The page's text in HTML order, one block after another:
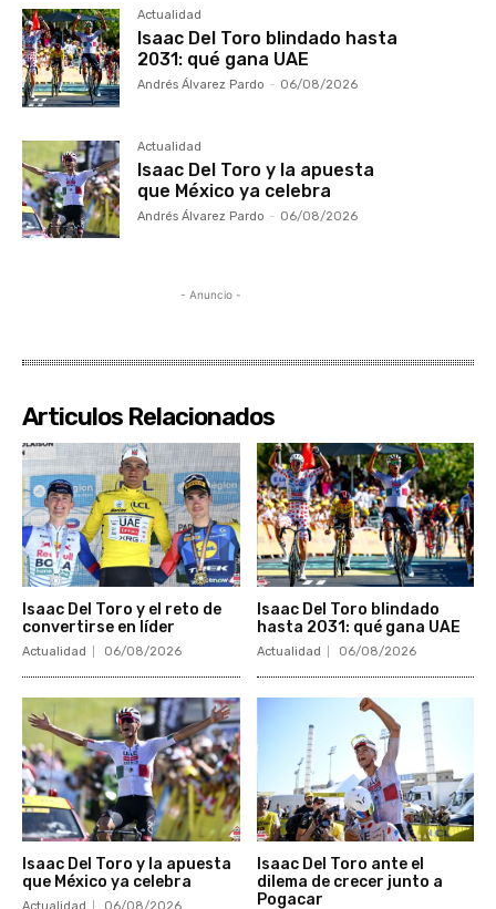
Actualidad
Isaac Del Toro blindado hasta
2031: qué gana UAE
Andrés Álvarez Pardo - 06/08/2026
Actualidad
Isaac Del Toro y la apuesta
que México ya celebra
Andrés Álvarez Pardo - 06/08/2026
- Anuncio -
Articulos Relacionados
Isaac Del Toro y el reto de
convertirse en líder
Actualidad 06/08/2026
Isaac Del Toro blindado
hasta 2031: qué gana UAE
Actualidad 06/08/2026
Isaac Del Toro y la apuesta
que México ya celebra
Actualidad 06/08/2026
Isaac Del Toro ante el
dilema de crecer junto a
Pogacar